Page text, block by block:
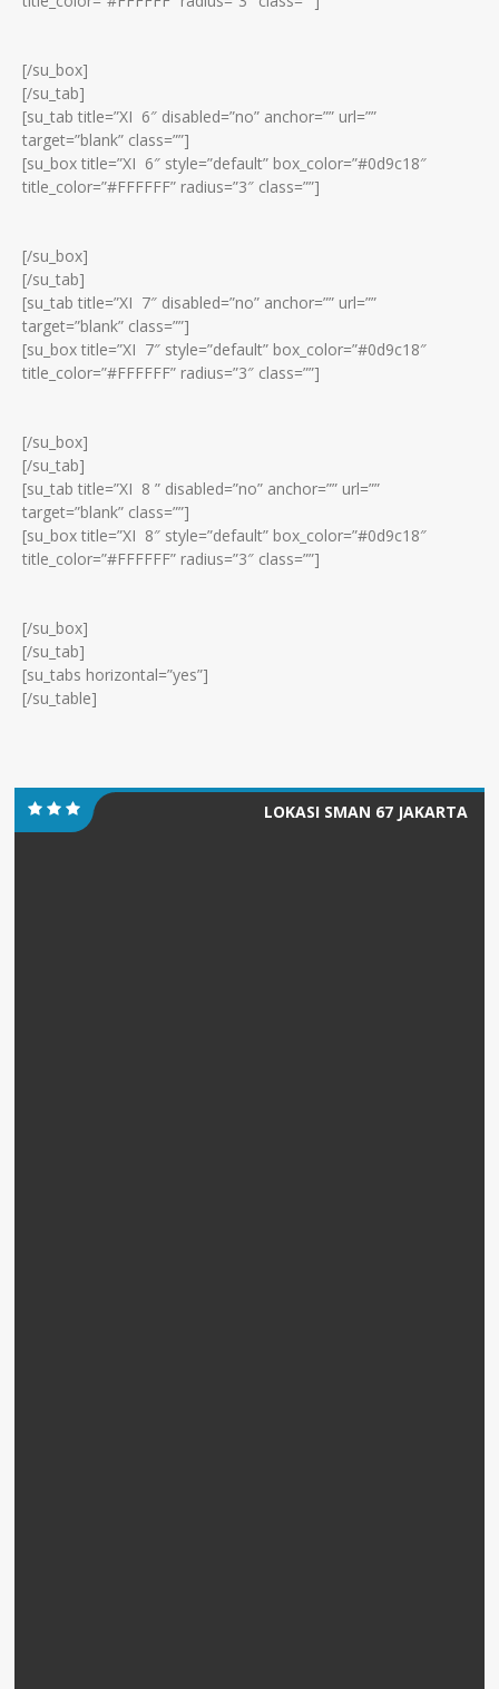
[/su_box]
[/su_tab]
[su_tab title=”XI 6″ disabled=”no” anchor=”” url=””
target=”blank” class=””]
[su_box title=”XI 6″ style=”default” box_color=”#0d9c18″
title_color=”#FFFFFF” radius=”3″ class=””]
[/su_box]
[/su_tab]
[su_tab title=”XI 7″ disabled=”no” anchor=”” url=””
target=”blank” class=””]
[su_box title=”XI 7″ style=”default” box_color=”#0d9c18″
title_color=”#FFFFFF” radius=”3″ class=””]
[/su_box]
[/su_tab]
[su_tab title=”XI 8 ” disabled=”no” anchor=”” url=””
target=”blank” class=””]
[su_box title=”XI 8″ style=”default” box_color=”#0d9c18″
title_color=”#FFFFFF” radius=”3″ class=””]
[/su_box]
[/su_tab]
[su_tabs horizontal=”yes”]
[/su_table]
LOKASI SMAN 67 JAKARTA